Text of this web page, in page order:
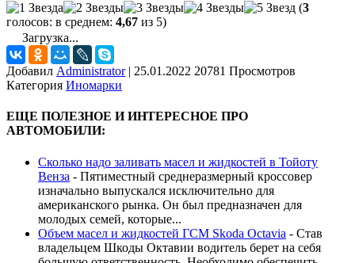
(3
голосов: в среднем: 4,67 из 5)
Загрузка...
Добавил Administrator | 25.01.2022 20781 Просмотров
Категория Иномарки
ЕЩЕ ПОЛЕЗНОЕ И ИНТЕРЕСНОЕ ПРО
АВТОМОБИЛИ:
Сколько надо заливать масел и жидкостей в Тойоту
Венза - Пятиместный среднеразмерный кроссовер
изначально выпускался исключительно для
американского рынка. Он был предназначен для
молодых семей, которые...
Объем масел и жидкостей ГСМ Skoda Octavia - Став
владельцем Шкоды Октавии водитель берет на себя